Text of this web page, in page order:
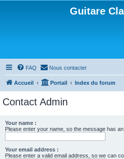
Guitare
FAQ Nous contacter
Accueil Portail Index du forum
Contact Admin
Your name :
Please enter your name, so the message has an
Your email address :
Please enter a valid email address, so we can